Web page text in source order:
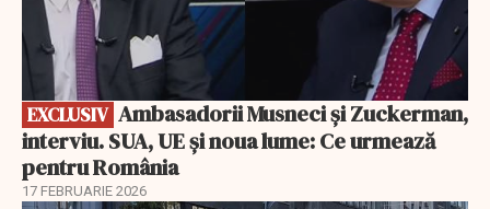
EXCLUSIV
interviu. SUA, UE și noua lume: Ce urmează
pentru România
17 FEBRUARIE 2026